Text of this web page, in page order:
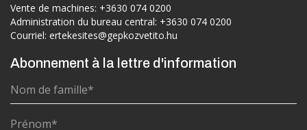
Vente de machines: +3630 074 0200
Administration du bureau central: +3630 074 0200
Courriel: ertekesites@gepkozvetito.hu
Abonnement à la lettre d'information